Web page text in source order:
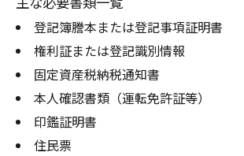
安全な売買仲介を叶える実践的ス
安全な売買仲介に導く実践的
ント
売買仲介で守りたいセーフテ
目
登記簿謄本または登記事項証明書
権利証または登記識別情報
固定資産税納税通知書
本人確認書類（運転免許証等）
印鑑証明書
住民票